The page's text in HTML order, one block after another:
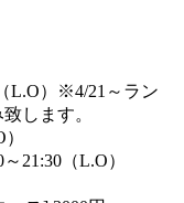
L.O）※4/21～ラン
します。
21:30（L.O）